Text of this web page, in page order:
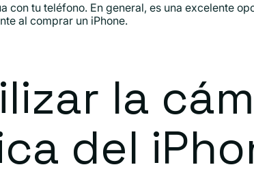
con tu teléfono. En general, es una excelente
al comprar un iPhone.
la
del